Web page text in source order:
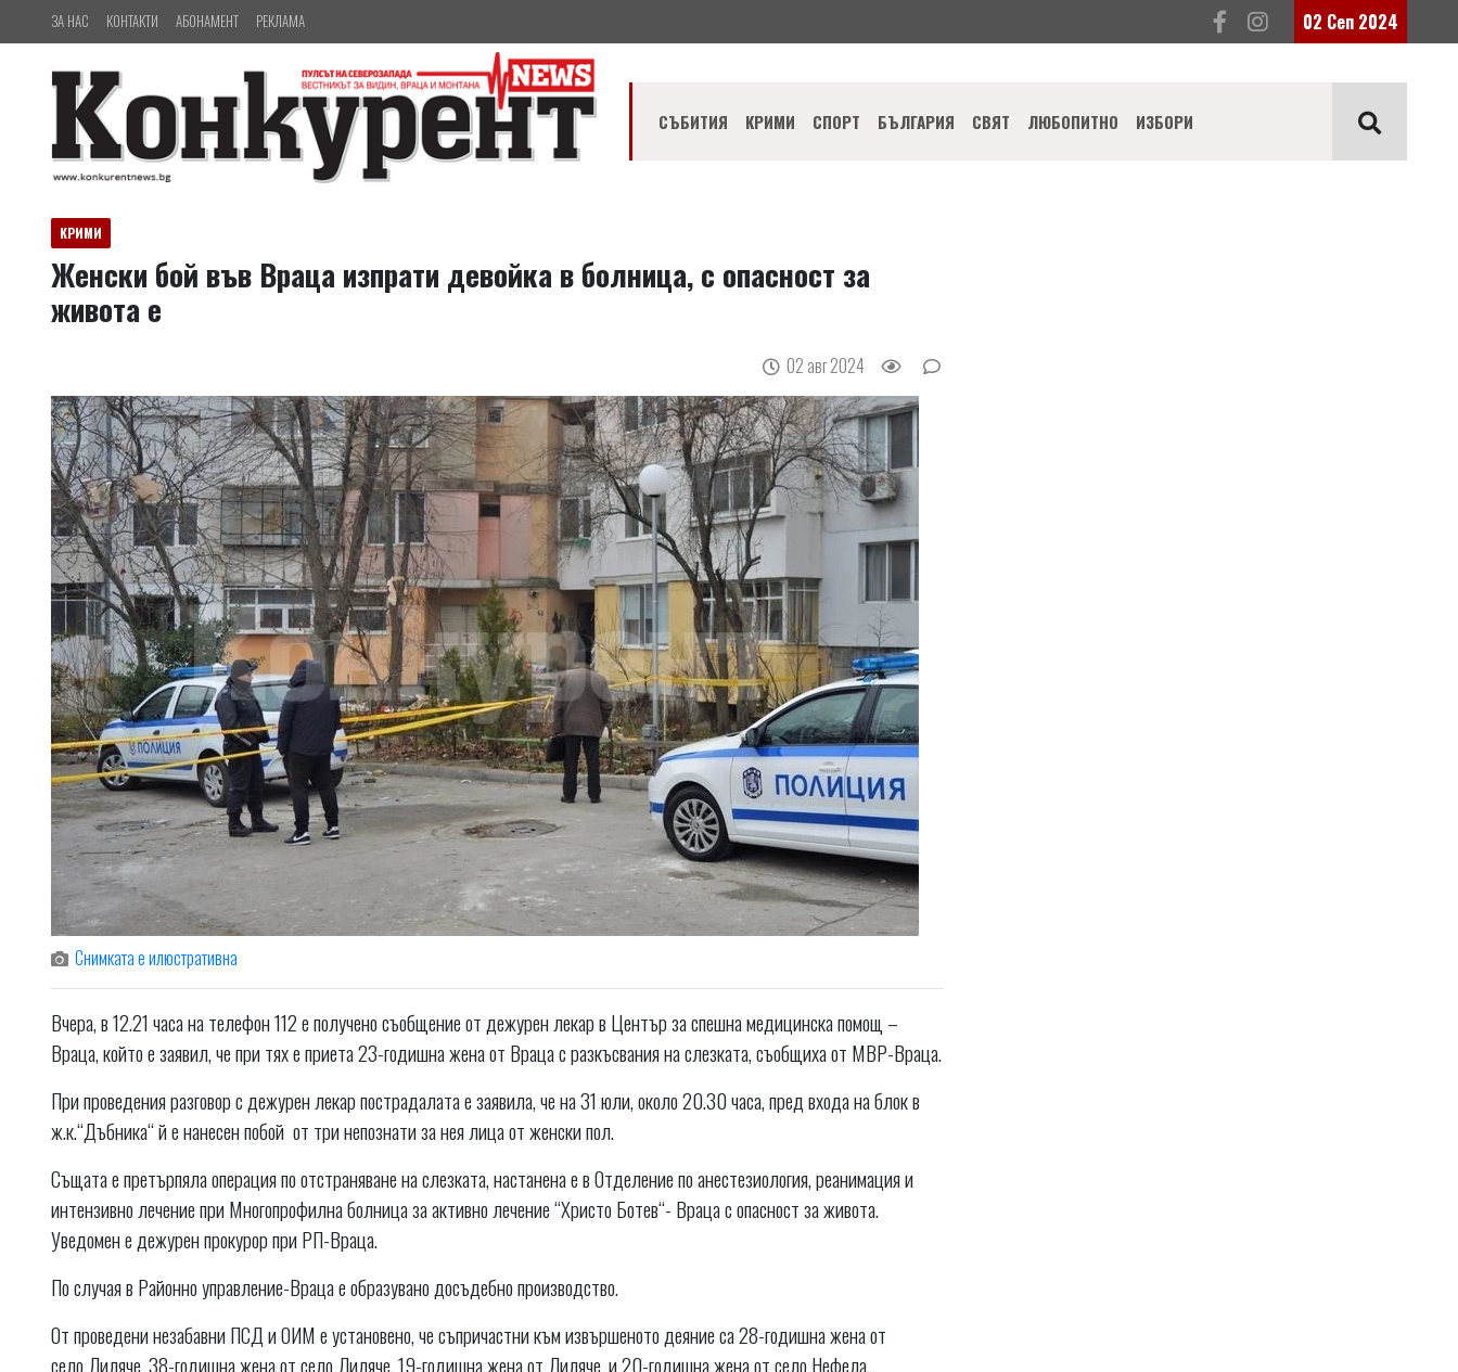
ЗА НАС КОНТАКТИ АБОНАМЕНТ РЕКЛАМА 02 Сеп 2024
СЪБИТИЯ КРИМИ СПОРТ БЪЛГАРИЯ СВЯТ ЛЮБОПИТНО ИЗБОРИ
КРИМИ
Женски бой във Враца изпрати девойка в болница, с опасност за
живота е
02 авг 2024
Снимката е илюстративна
Вчера, в 12.21 часа на телефон 112 е получено съобщение от дежурен лекар в Център за спешна медицинска помощ –
Враца, който е заявил, че при тях е приета 23-годишна жена от Враца с разкъсвания на слезката, съобщиха от МВР-Враца.
При проведения разговор с дежурен лекар пострадалата е заявила, че на 31 юли, около 20.30 часа, пред входа на блок в
ж.к.“Дъбника“ й е нанесен побой от три непознати за нея лица от женски пол.
Същата е претърпяла операция по отстраняване на слезката, настанена е в Отделение по анестезиология, реанимация и
интензивно лечение при Многопрофилна болница за активно лечение “Христо Ботев“- Враца с опасност за живота.
Уведомен е дежурен прокурор при РП-Враца.
По случая в Районно управление-Враца е образувано досъдебно производство.
От проведени незабавни ПСД и ОИМ е установено, че съпричастни към извършеното деяние са 28-годишна жена от
село Лиляче, 38-годишна жена от село Лиляче, 19-годишна жена от Лиляче, и 20-годишна жена от село Нефела.